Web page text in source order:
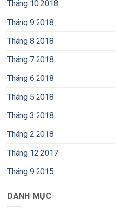
Tháng 10 2018
Tháng 9 2018
Tháng 8 2018
Tháng 7 2018
Tháng 6 2018
Tháng 5 2018
Tháng 3 2018
Tháng 2 2018
Tháng 12 2017
Tháng 9 2015
DANH MỤC